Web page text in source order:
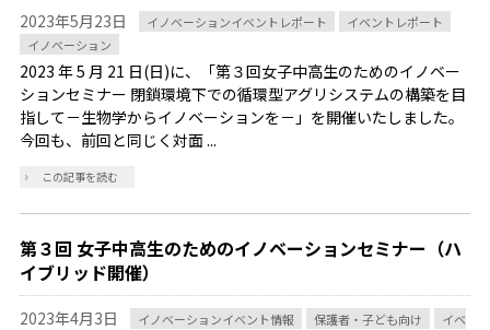
2023年5月23日 イノベーションイベントレポート
イベントレポート
イノベーション
2023 年 5 月 21 日(日)に、「第３回女子中高生のためのイノベー
ションセミナー 閉鎖環境下での循環型アグリシステムの構築を目
指して－生物学からイノベーションを－」を開催いたしました。
今回も、前回と同じく対面 ...
この記事を読む
第３回 女子中高生のためのイノベーションセミナー（ハ
イブリッド開催）
2023年4月3日 イノベーションイベント情報 保護者・子ども向け
イベ